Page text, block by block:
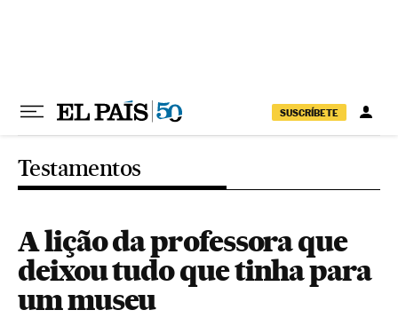
SUSCRÍBETE
Testamentos
A lição da professora que
deixou tudo que tinha para
um museu